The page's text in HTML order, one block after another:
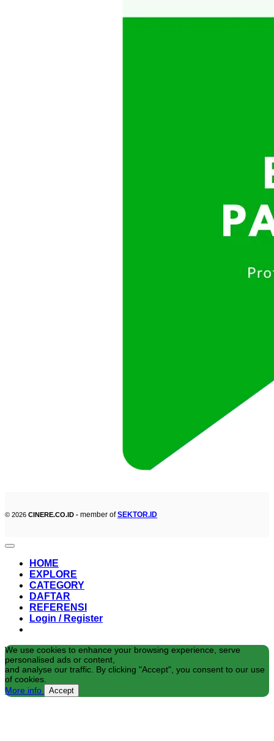
© 2026 CINERE.CO.ID - member ofSEKTOR.ID
HOME
EXPLORE
CATEGORY
DAFTAR
REFERENSI
Login / Register
We use cookies to enhance your browsing experience, serve
personalised ads or content,
and analyse our traffic. By clicking "Accept", you consent to our use
of cookies.
More info
Accept